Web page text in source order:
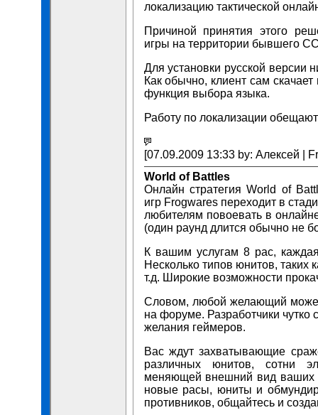
локализацию тактической
Причиной принятия этого
игры на территории бывшего
Для установки русской версии
Как обычно, клиент сам
функция выбора языка.
Работу по локализации
[07.09.2009 13:33 by: Алексей |
World of Battles
Онлайн стратегия World of
игр Frogwares переходит в
любителям повоевать в
(один раунд длится обычно не
К вашим услугам 8 рас,
Несколько типов юнитов, таких
т.д. Широкие возможности
Словом, любой желающий может
на форуме. Разработчики
желания геймеров.
Вас ждут захватывающие
различных юнитов, сотни
меняющей внешний вид ваших
новые расы, юниты и
противников, общайтесь и